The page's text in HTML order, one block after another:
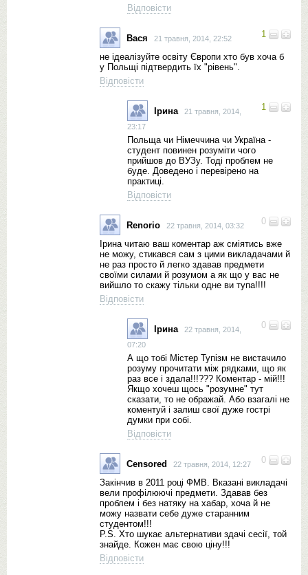
Відповісти
1
Вася 21 травня, 2014, 22:52
не ідеалізуйте освіту Європи хто був хоча б
у Польщі підтвердить їх "рівень".
Відповісти
1
Ірина
21 травня, 2014,
23:17
Польща чи Німеччина чи Україна -
студент повинен розуміти чого
прийшов до ВУЗу. Тоді проблем не
буде. Доведено і перевірено на
практиці.
Відповісти
0
Renorio 22 травня, 2014, 03:32
Ірина читаю ваш коментар аж сміятись вже
не можу, стикався сам з цими викладачами й
не раз просто й легко здавав предмети
своїми силами й розумом а як що у вас не
вийшло то скажу тільки одне ви тупа!!!!
Відповісти
0
Ірина
22 травня, 2014,
07:20
А що тобі Містер Тупізм не вистачило
розуму прочитати між рядками, що як
раз все і здала!!!??? Коментар - мій!!!
Якщо хочеш щось "розумне" тут
сказати, то не ображай. Або взагалі не
коментуй і залиш свої дуже гострі
думки при собі.
Відповісти
0
Censored 22 травня, 2014, 12:27
Закінчив в 2011 році ФМВ. Вказані викладачі
вели профілюючі предмети. Здавав без
проблем і без натяку на хабар, хоча й не
можу назвати себе дуже старанним
студентом!!!
P.S. Хто шукає альтернативи здачі сесії, той
знайде. Кожен має свою ціну!!!
Відповісти